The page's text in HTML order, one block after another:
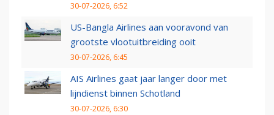
30-07-2026, 6:52
US-Bangla Airlines aan vooravond van
grootste vlootuitbreiding ooit
30-07-2026, 6:45
AIS Airlines gaat jaar langer door met
lijndienst binnen Schotland
30-07-2026, 6:30